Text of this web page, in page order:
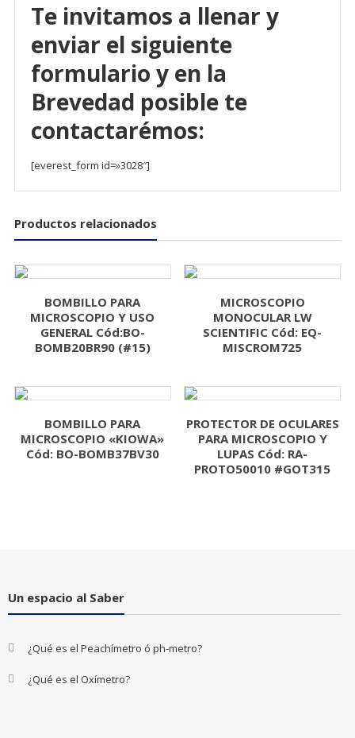
Te invitamos a llenar y
enviar el siguiente
formulario y en la
Brevedad posible te
contactarémos:
[everest_form id=»3028″]
Productos relacionados
BOMBILLO PARA
MICROSCOPIO Y USO
GENERAL Cód:BO-
BOMB20BR90 (#15)
MICROSCOPIO
MONOCULAR LW
SCIENTIFIC Cód: EQ-
MISCROM725
BOMBILLO PARA
MICROSCOPIO «KIOWA»
Cód: BO-BOMB37BV30
PROTECTOR DE OCULARES
PARA MICROSCOPIO Y
LUPAS Cód: RA-
PROTO50010 #GOT315
Un espacio al Saber
¿Qué es el Peachímetro ó ph-metro?
¿Qué es el Oxímetro?